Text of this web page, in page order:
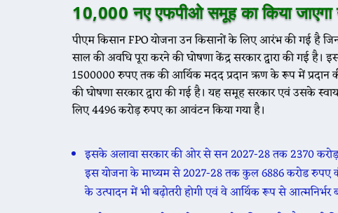
10,000 नए एफपीओ समूह का किया
पीएम किसान FPO योजना उन किसानों के लिए आरंभ की गई है
साल की अवधि पूरा करने की घोषणा केंद्र सरकार द्वारा की गई
1500000 रुपए तक की आर्थिक मदद प्रदान ऋण के रूप में
की घोषणा सरकार द्वारा की गई है। यह समूह सरकार एवं उसके
लिए 4496 करोड़ रुपए का आवंटन किया गया है।
इसके अलावा सरकार की ओर से सन 2027-28 तक 2370 करोड़
इस योजना के माध्यम से 2027-28 तक कुल 6886 करोड रुपए
के उत्पादन में भी बढ़ोतरी होगी एवं वे आर्थिक रूप से आत्मनिर्भर